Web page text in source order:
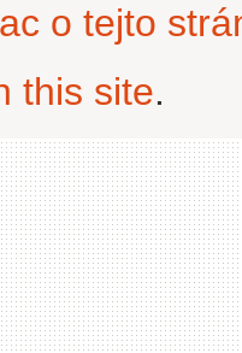
o tejto
this site.